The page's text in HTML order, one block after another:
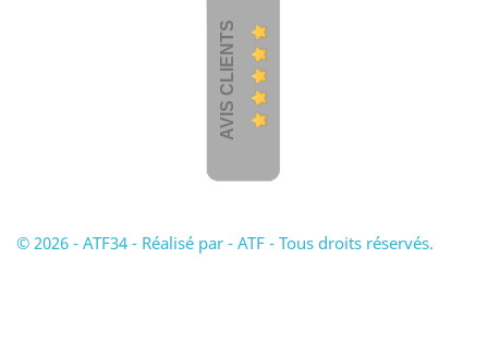
AVIS CLIENTS
© 2026 - ATF34 - Réalisé par - ATF - Tous droits réservés.